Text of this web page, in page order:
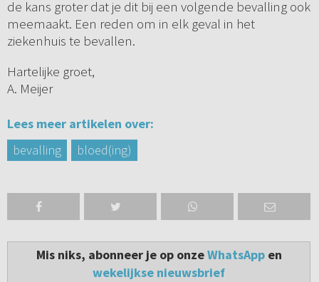
de kans groter dat je dit bij een volgende bevalling ook
meemaakt. Een reden om in elk geval in het
ziekenhuis te bevallen.
Hartelijke groet,
A. Meijer
Lees meer artikelen over:
bevalling
bloed(ing)
Mis niks, abonneer je op onzeWhatsAppen
wekelijkse nieuwsbrief